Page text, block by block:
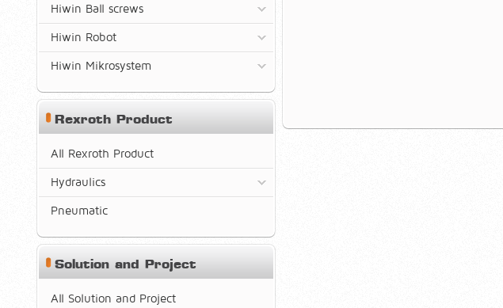
Hiwin Ball screws
Hiwin Robot
Hiwin Mikrosystem
Rexroth Product
All Rexroth Product
Hydraulics
Pneumatic
Solution and Project
All Solution and Project